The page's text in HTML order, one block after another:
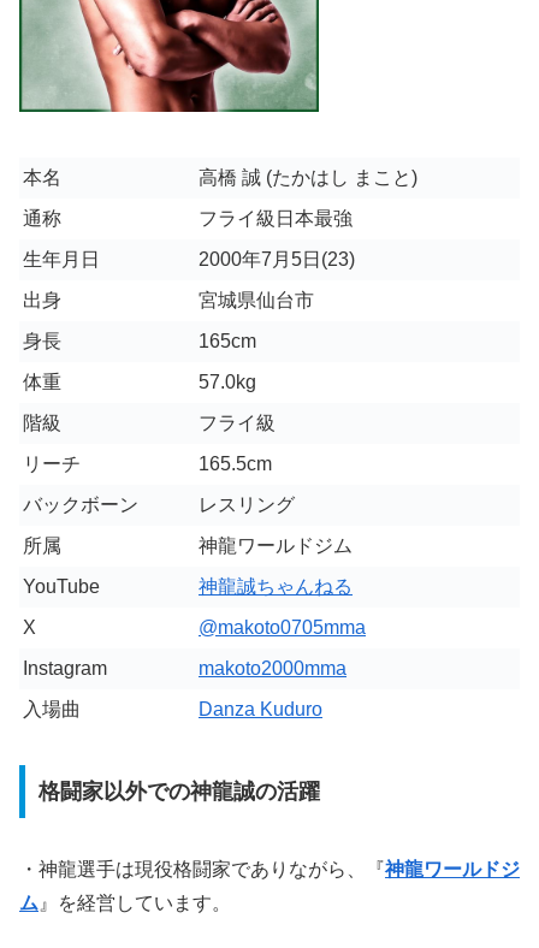
本名
高橋 誠 (たかはし まこと)
通称
フライ級日本最強
生年月日
2000年7月5日(23)
出身
宮城県仙台市
身長
165cm
体重
57.0kg
階級
フライ級
リーチ
165.5cm
バックボーン
レスリング
所属
神龍ワールドジム
YouTube
神龍誠ちゃんねる
X
@makoto0705mma
Instagram
makoto2000mma
入場曲
Danza Kuduro
格闘家以外での神龍誠の活躍
・神龍選手は現役格闘家でありながら、『神龍ワールドジ
ム 』を経営しています。